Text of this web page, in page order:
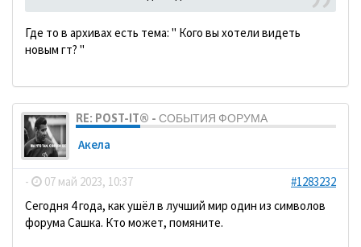
Где то в архивах есть тема: " Кого вы хотели видеть
новым гт? "
RE: POST-IT® - СОБЫТИЯ ФОРУМА
Акела
- 07 май 2023, 10:37
#1283232
Сегодня 4 года, как ушёл в лучший мир один из символов
форума Сашка. Кто может, помяните.